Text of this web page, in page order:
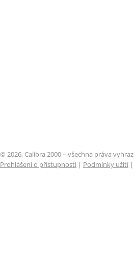
© 2026, Calibra 2000 – všechna práva
Prohlášení o přístupnosti | Podmínky užití|